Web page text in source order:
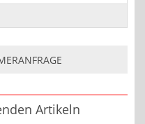
Artikeln